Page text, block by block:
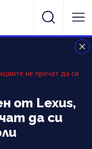
не пречат да си
от Lexus,
да си